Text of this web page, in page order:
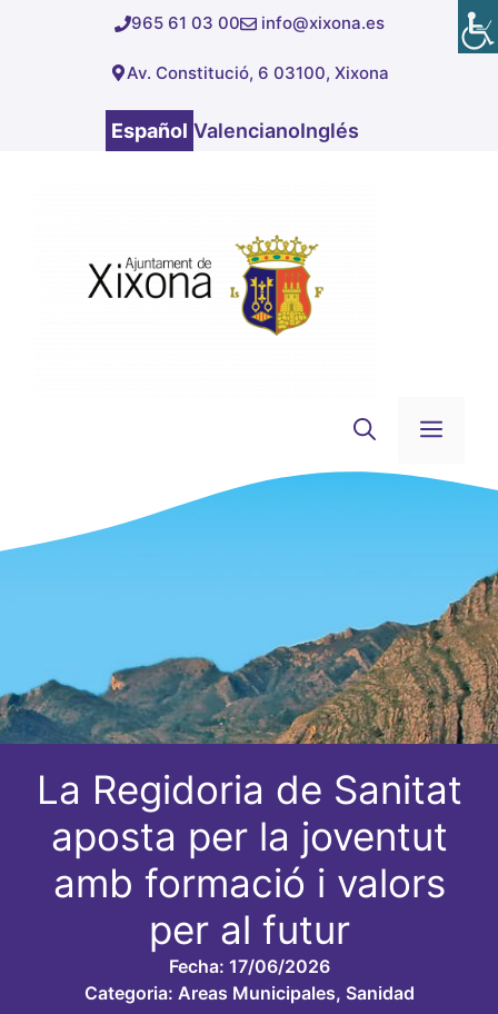
965 61 03 00 info@xixona.es
Av. Constitució, 6 03100, Xixona
Español ValencianoInglés
La Regidoria de Sanitat
aposta per la joventut
amb formació i valors
per al futur
Fecha: 17/06/2026
Categoria: Areas Municipales, Sanidad